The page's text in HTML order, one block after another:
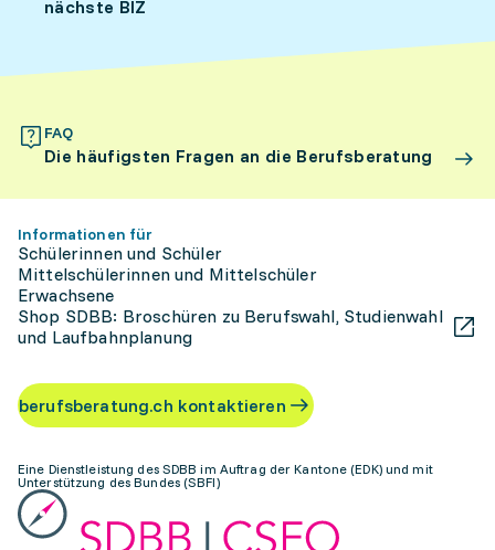
nächste BIZ
FAQ
Die häufigsten Fragen an die Berufsberatung
Informationen für
Schülerinnen und Schüler
Mittelschülerinnen und Mittelschüler
Erwachsene
Shop SDBB: Broschüren zu Berufswahl, Studienwahl
und Laufbahnplanung
berufsberatung.ch kontaktieren
Eine Dienstleistung des SDBB im Auftrag der Kantone (EDK) und mit
Unterstützung des Bundes (SBFI)